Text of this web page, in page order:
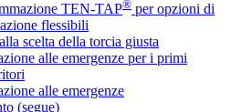
TEN-TAP® per opzioni di
flessibili
scelta della torcia giusta
alle emergenze per i primi
alle emergenze
(segue)